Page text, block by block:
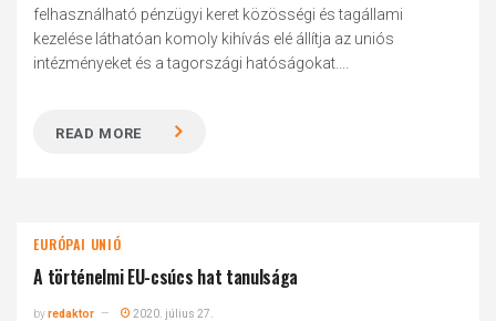
felhasználható pénzügyi keret közösségi és tagállami
kezelése láthatóan komoly kihívás elé állítja az uniós
intézményeket és a tagországi hatóságokat....
READ MORE
EURÓPAI UNIÓ
A történelmi EU-csúcs hat tanulsága
byredaktor 2020. július 27.